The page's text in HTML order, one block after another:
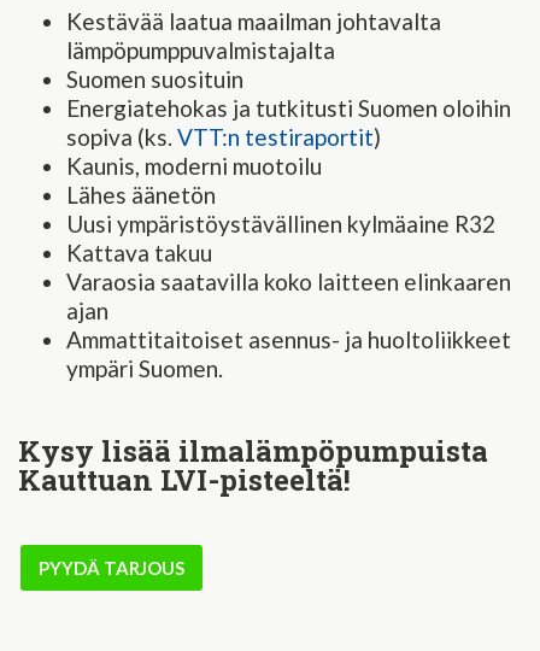
Kestävää laatua maailman johtavalta
lämpöpumppuvalmistajalta
Suomen suosituin
Energiatehokas ja tutkitusti Suomen oloihin
sopiva (ks. VTT:n testiraportit)
Kaunis, moderni muotoilu
Lähes äänetön
Uusi ympäristöystävällinen kylmäaine R32
Kattava takuu
Varaosia saatavilla koko laitteen elinkaaren
ajan
Ammattitaitoiset asennus- ja huoltoliikkeet
ympäri Suomen.
Kysy lisää ilmalämpöpumpuista
Kauttuan LVI-pisteeltä!
PYYDÄ TARJOUS